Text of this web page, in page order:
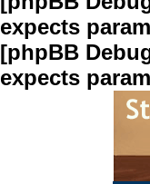
expects
[phpBB
expects